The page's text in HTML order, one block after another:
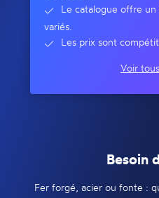
Le catalogue offre
variés.
Les prix sont
Voir
Besoin
Fer forgé, acier ou fonte :